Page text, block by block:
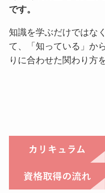
です。
知識を学ぶだけではな
て、「知っている」か
りに合わせた関わり方